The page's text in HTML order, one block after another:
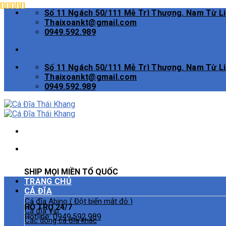
Skip
Số 11 Ngách 50/111 Mễ Trì Thượng. Nam Từ
Thaixoankt@gmail.com
0949.592.989
Số 11 Ngách 50/111 Mễ Trì Thượng. Nam Từ
Thaixoankt@gmail.com
0949.592.989
SHIP MỌI MIỀN TỔ QUỐC
HỖ TRỢ 24/7
Hotline:0949.592.989
TRANG CHỦ
CÁ ĐĨA
Cá đĩa Abino ( Đột biến mắt đỏ )
Cá đĩa Vip
Các dòng cá đĩa khác